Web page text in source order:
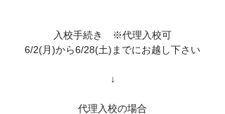
入校手続き ※代理入校可
6/2(月)から6/28(土)までにお越し下さい
↓
代理入校の場合